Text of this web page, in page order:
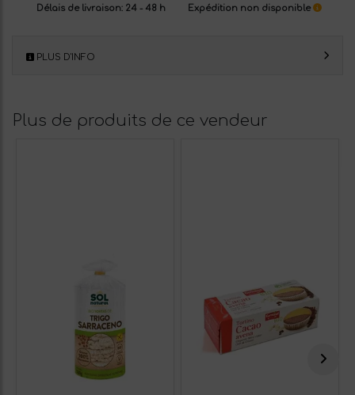
Délais de livraison: 24 - 48 h Expédition non disponible
PLUS D'INFO
Plus de produits de ce vendeur